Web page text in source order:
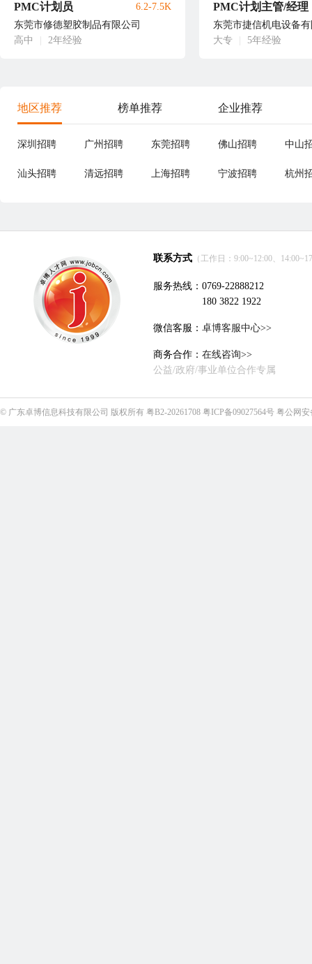
PMC计划员
东莞市修德塑胶制品有限公司
高中
2年经验
6.2-7.5K
东莞市捷信机电设备
大专
5年经验
地区推荐 榜单推荐 企业推荐
深圳招聘 广州招聘 东莞招聘 佛山招聘 中山
汕头招聘 清远招聘 上海招聘 宁波招聘 杭州
联系方式 （工作日：9:00~12:00、
服务热线：0769-22888212
180 3822 1922
微信客服： 卓博客服中心>>
商务合作： 在线咨询>>
公益/政府/事业单位合作专属
© 广东卓博信息科技有限公司 版权所有 粤B2-20261708 粤ICP备09027564号 粤公网安